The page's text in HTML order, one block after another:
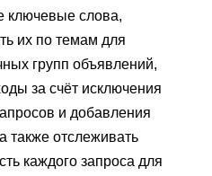
ключевые слова,
их по темам для
групп объявлений,
за счёт исключения
и добавления
также отслеживать
каждого запроса для